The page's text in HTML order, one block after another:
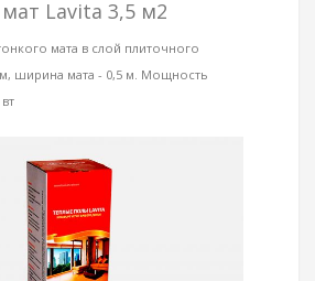
Lavita 3,5 м2
мата в слой плиточного
м, ширина мата - 0,5 м. Мощность